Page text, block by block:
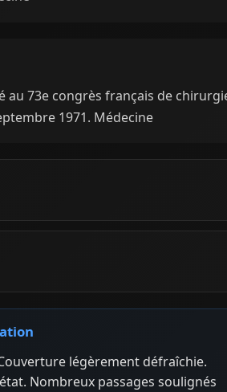
au 73e congrès français de
1971. Médecine
légèrement défraîchie.
Nombreux passages soulignés